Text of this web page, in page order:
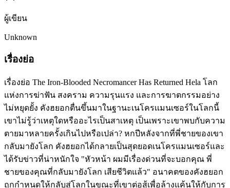
ผู้เขียน
Unknown
เรื่องย่อ
เรื่องย่อ The Iron-Blooded Necromancer Has Returned Hela โลก
แห่งการฆ่าฟัน สงคราม ความรุนแรง และการฆาตกรรมอย่าง
ไม่หยุดยั้ง คังฮยอกตื่นขึ้นมาในฐานะเนโครเเมนเซอร์ในโลกนี้
เขาไม่รู้ว่าเหตุใดหรืออะไรเป็นสาเหตุ เป็นเพราะเขาพบกับความ
ตายมาหลายครั้งเกินไปหรือเปล่า? หกปีหลังจากที่พี่ชายของเขา
กลับมายังโลก คังฮยอกได้กลายเป็นสุดยอดเนโครแมนเซอร์และ
ได้รับข่าวที่น่าหนักใจ "หัวหน้า ผมมีเรื่องด่วนที่จะบอกคุณ พี่
ชายของคุณที่กลับมายังโลก เสียชีวิตแล้ว" อนาคตของคังฮยอก
ถูกกำหนดให้กลับสู่โลกในขณะที่เขาต่อสู้เพื่อล้างแค้นให้กับการ